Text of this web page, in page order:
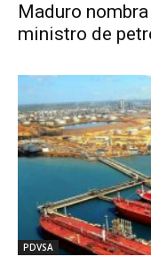
Maduro
ministro de
PDVSA